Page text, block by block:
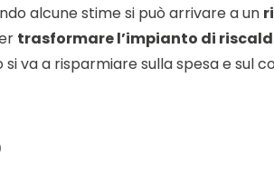
alcune stime si può arrivare a un
trasformare l’impianto di
va a risparmiare sulla spesa e sul